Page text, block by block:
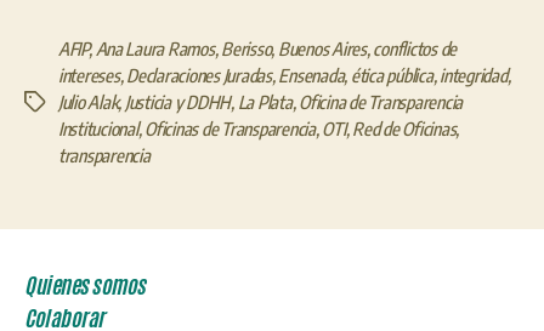
Etiquetas
AFIP, Ana Laura Ramos,Berisso, Buenos Aires,conflictos de
intereses,Declaraciones Juradas,Ensenada, ética pública,integridad,
Julio Alak, Justicia y DDHH, La Plata,Oficina de Transparencia
Institucional,Oficinas de Transparencia,OTI,Red de Oficinas,
transparencia
Quienes somos
Colaborar